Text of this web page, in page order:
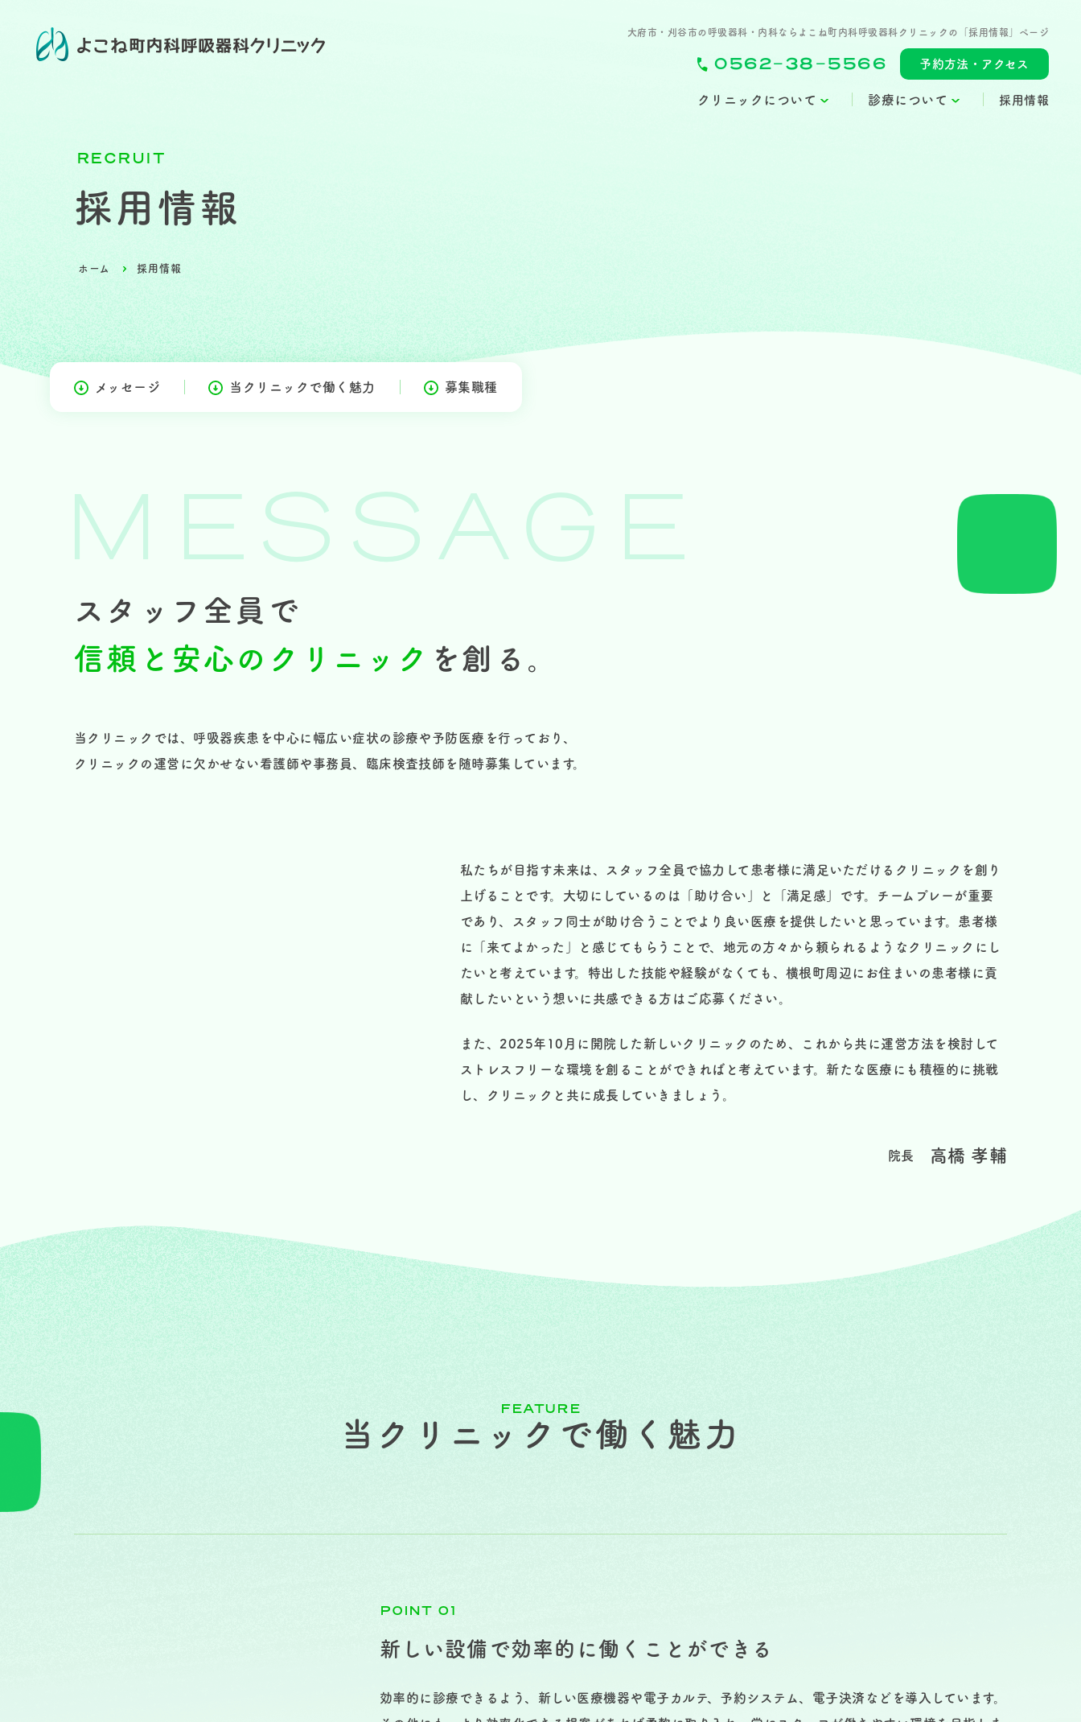
大府市・刈谷市の呼吸器科・内科ならよこね町内科呼吸器科クリニックの「採用情報」ページ
0562-38-5566 予約方法・アクセス
クリニックについて 診療について 採用情報
RECR UIT
採用情報
ホーム 採用情報
メッセージ 当クリニックで働く魅力 募集職種
MESSAGE
スタッフ全員で
信頼と安心の クリニック を創る。
当クリニックでは、呼吸器疾患を中心に幅広い症状の診療や予防医療を行っており、
クリニックの運営に欠かせない看護師や事務員、臨床検査技師を随時募集しています。
私たちが目指す未来は、スタッフ全員で協力して患者様に満足いただけるクリニックを創り
上げることです。大切にしているのは「助け合い」と「満足感」です。チームプレーが重要
であり、スタッフ同士が助け合うことでより良い医療を提供したいと思っています。患者様
に「来てよかった」と感じてもらうことで、地元の方々から頼られるようなクリニックにし
たいと考えています。特出した技能や経験がなくても、横根町周辺にお住まいの患者様に貢
献したいという想いに共感できる方はご応募ください。
また、2025年10月に開院した新しいクリニックのため、これから共に運営方法を検討して
ストレスフリーな環境を創ることができればと考えています。新たな医療にも積極的に挑戦
し、クリニックと共に成長していきましょう。
院長 高橋 孝輔
FEATURE
当クリニックで働く魅力
POINT 01
新しい設備で効率的に働くことができる
効率的に診療できるよう、新しい医療機器や電子カルテ、予約システム、電子決済などを導入しています。